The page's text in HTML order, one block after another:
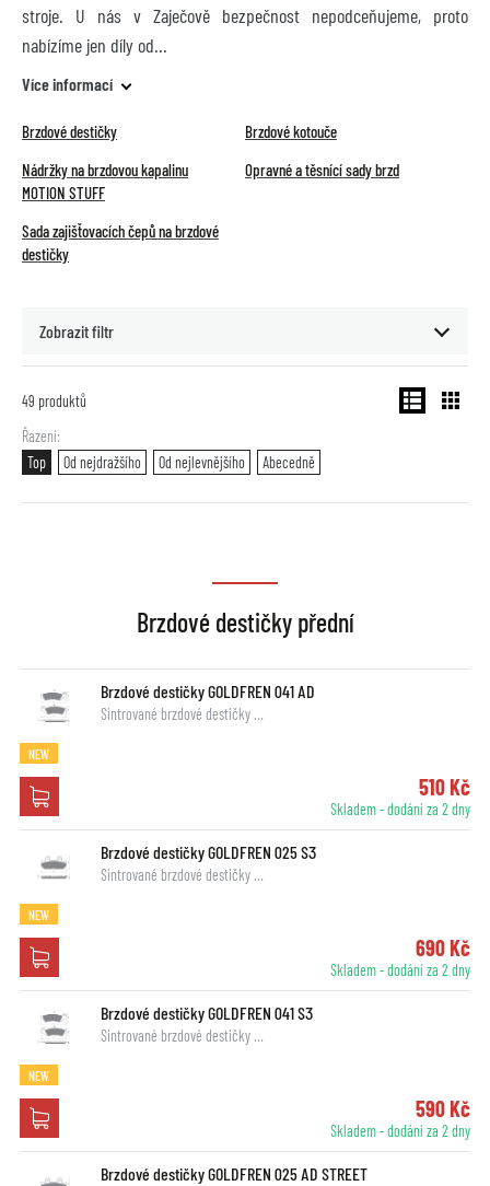
stroje. U nás v Zaječově bezpečnost nepodceňujeme, proto
nabízíme jen díly od
Více informací
Brzdové destičky
Brzdové kotouče
Nádržky na brzdovou kapalinu
MOTION STUFF
Opravné a těsnící sady brzd
Sada zajišťovacích čepů na brzdové
destičky
Zobrazit filtr
49 produktů
Řazení
Top
Od nejdražšího Od nejlevnějšího Abecedně
Brzdové destičky přední
Brzdové destičky GOLDFREN 041 AD
Sintrované brzdové destičky …
NEW
510 Kč
Skladem - dodání za 2 dny
Brzdové destičky GOLDFREN 025 S3
Sintrované brzdové destičky …
NEW
690 Kč
Skladem - dodání za 2 dny
Brzdové destičky GOLDFREN 041 S3
Sintrované brzdové destičky …
NEW
590 Kč
Skladem - dodání za 2 dny
Brzdové destičky GOLDFREN 025 AD STREET